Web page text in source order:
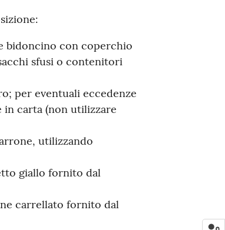
bidoncino con coperchio
sfusi o contenitori
per eventuali eccedenze
in carta (non utilizzare
utilizzando
giallo fornito dal
carrellato fornito dal